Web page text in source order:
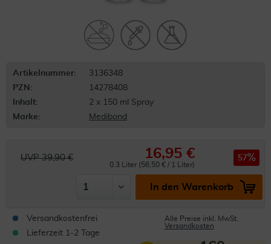
Artikelnummer:
3136348
PZN:
14278408
Inhalt:
2 x 150 ml Spray
Marke:
Medibond
UVP 39,90 € 16,95 €
0.3 Liter (56,50 € / 1 Liter)
57
In den Warenkorb
Versandkostenfrei
Lieferzeit 1-2 Tage
Alle Preise inkl. MwSt.
Versandkosten